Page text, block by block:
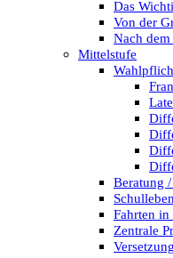
Das
Von der
Nach
Mittelstufe
Beratung
Fahrten
Zentrale